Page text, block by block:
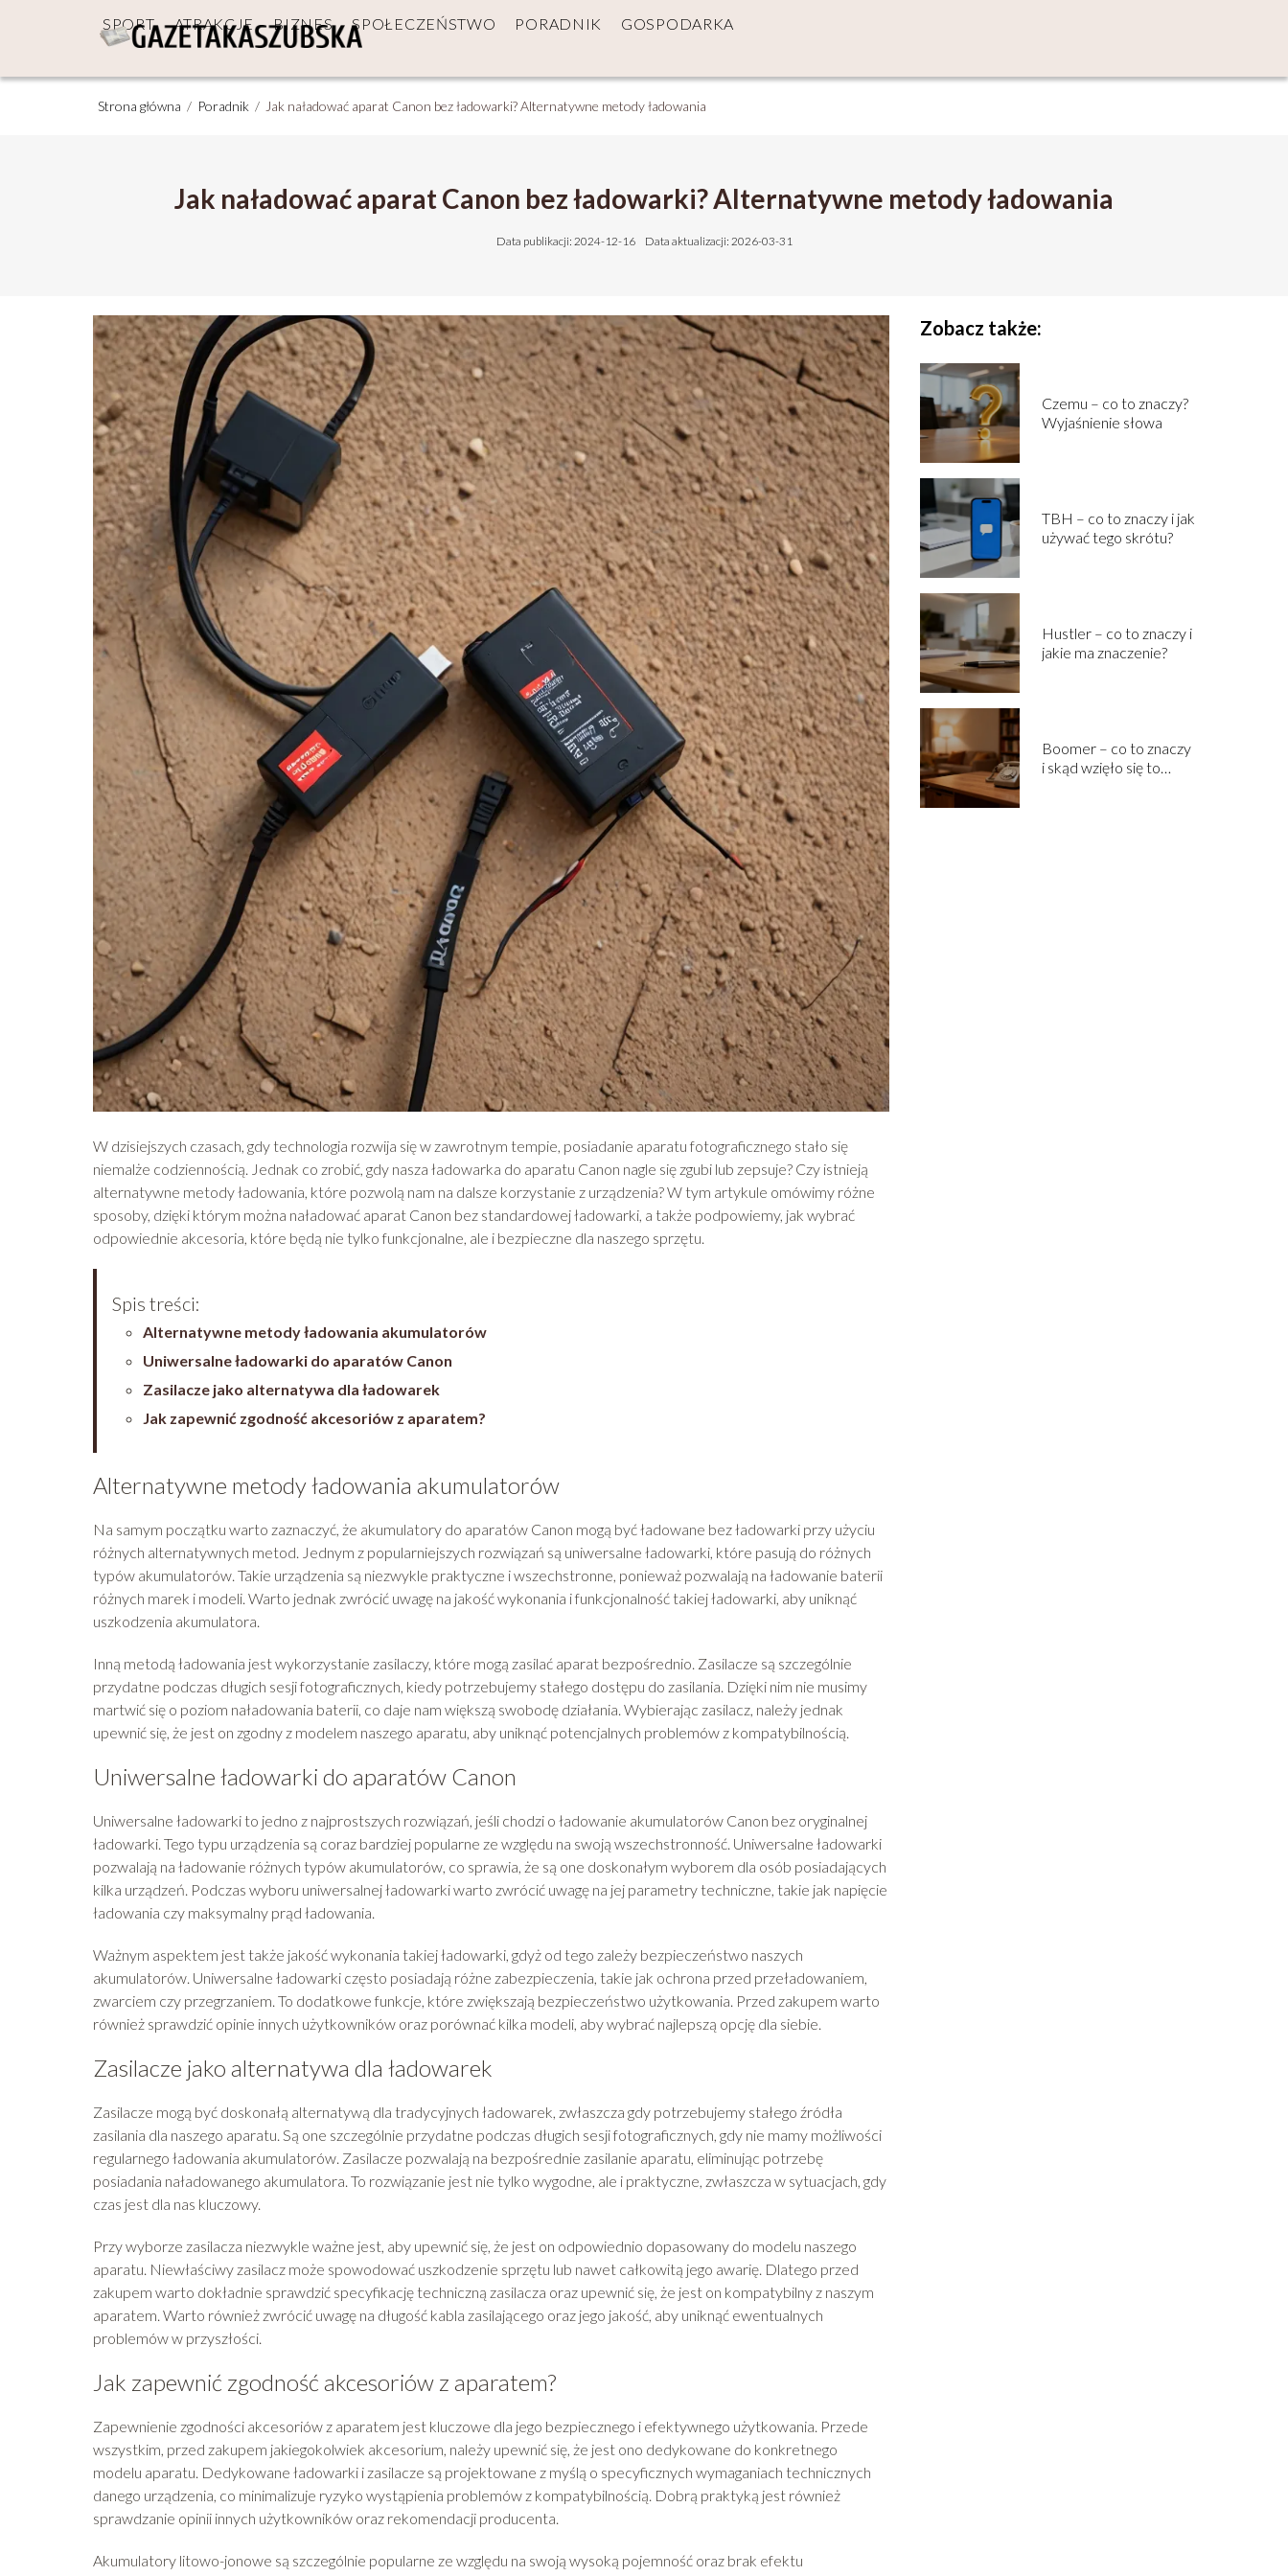
SPORT ATRAKCJE BIZNES SPOŁECZEŃSTWO PORADNIK GOSPODARKA
Strona główna / Poradnik / Jak naładować aparat Canon bez ładowarki? Alternatywne metody ładowania
Jak naładować aparat Canon bez ładowarki? Alternatywne metody ładowania
Data publikacji: 2024-12-16 Data aktualizacji: 2026-03-31
W dzisiejszych czasach, gdy technologia rozwija się w zawrotnym tempie, posiadanie aparatu fotograficznego stało się
niemalże codziennością. Jednak co zrobić, gdy nasza ładowarka do aparatu Canon nagle się zgubi lub zepsuje? Czy istnieją
alternatywne metody ładowania, które pozwolą nam na dalsze korzystanie z urządzenia? W tym artykule omówimy różne
sposoby, dzięki którym można naładować aparat Canon bez standardowej ładowarki, a także podpowiemy, jak wybrać
odpowiednie akcesoria, które będą nie tylko funkcjonalne, ale i bezpieczne dla naszego sprzętu.
Spis treści:
Alternatywne metody ładowania akumulatorów
Uniwersalne ładowarki do aparatów Canon
Zasilacze jako alternatywa dla ładowarek
Jak zapewnić zgodność akcesoriów z aparatem?
Alternatywne metody ładowania akumulatorów
Na samym początku warto zaznaczyć, że akumulatory do aparatów Canon mogą być ładowane bez ładowarki przy użyciu
różnych alternatywnych metod. Jednym z popularniejszych rozwiązań są uniwersalne ładowarki, które pasują do różnych
typów akumulatorów. Takie urządzenia są niezwykle praktyczne i wszechstronne, ponieważ pozwalają na ładowanie baterii
różnych marek i modeli. Warto jednak zwrócić uwagę na jakość wykonania i funkcjonalność takiej ładowarki, aby uniknąć
uszkodzenia akumulatora.
Inną metodą ładowania jest wykorzystanie zasilaczy, które mogą zasilać aparat bezpośrednio. Zasilacze są szczególnie
przydatne podczas długich sesji fotograficznych, kiedy potrzebujemy stałego dostępu do zasilania. Dzięki nim nie musimy
martwić się o poziom naładowania baterii, co daje nam większą swobodę działania. Wybierając zasilacz, należy jednak
upewnić się, że jest on zgodny z modelem naszego aparatu, aby uniknąć potencjalnych problemów z kompatybilnością.
Uniwersalne ładowarki do aparatów Canon
Uniwersalne ładowarki to jedno z najprostszych rozwiązań, jeśli chodzi o ładowanie akumulatorów Canon bez oryginalnej
ładowarki. Tego typu urządzenia są coraz bardziej popularne ze względu na swoją wszechstronność. Uniwersalne ładowarki
pozwalają na ładowanie różnych typów akumulatorów, co sprawia, że są one doskonałym wyborem dla osób posiadających
kilka urządzeń. Podczas wyboru uniwersalnej ładowarki warto zwrócić uwagę na jej parametry techniczne, takie jak napięcie
ładowania czy maksymalny prąd ładowania.
Ważnym aspektem jest także jakość wykonania takiej ładowarki, gdyż od tego zależy bezpieczeństwo naszych
akumulatorów. Uniwersalne ładowarki często posiadają różne zabezpieczenia, takie jak ochrona przed przeładowaniem,
zwarciem czy przegrzaniem. To dodatkowe funkcje, które zwiększają bezpieczeństwo użytkowania. Przed zakupem warto
również sprawdzić opinie innych użytkowników oraz porównać kilka modeli, aby wybrać najlepszą opcję dla siebie.
Zasilacze jako alternatywa dla ładowarek
Zasilacze mogą być doskonałą alternatywą dla tradycyjnych ładowarek, zwłaszcza gdy potrzebujemy stałego źródła
zasilania dla naszego aparatu. Są one szczególnie przydatne podczas długich sesji fotograficznych, gdy nie mamy możliwości
regularnego ładowania akumulatorów. Zasilacze pozwalają na bezpośrednie zasilanie aparatu, eliminując potrzebę
posiadania naładowanego akumulatora. To rozwiązanie jest nie tylko wygodne, ale i praktyczne, zwłaszcza w sytuacjach, gdy
czas jest dla nas kluczowy.
Przy wyborze zasilacza niezwykle ważne jest, aby upewnić się, że jest on odpowiednio dopasowany do modelu naszego
aparatu. Niewłaściwy zasilacz może spowodować uszkodzenie sprzętu lub nawet całkowitą jego awarię. Dlatego przed
zakupem warto dokładnie sprawdzić specyfikację techniczną zasilacza oraz upewnić się, że jest on kompatybilny z naszym
aparatem. Warto również zwrócić uwagę na długość kabla zasilającego oraz jego jakość, aby uniknąć ewentualnych
problemów w przyszłości.
Jak zapewnić zgodność akcesoriów z aparatem?
Zapewnienie zgodności akcesoriów z aparatem jest kluczowe dla jego bezpiecznego i efektywnego użytkowania. Przede
wszystkim, przed zakupem jakiegokolwiek akcesorium, należy upewnić się, że jest ono dedykowane do konkretnego
modelu aparatu. Dedykowane ładowarki i zasilacze są projektowane z myślą o specyficznych wymaganiach technicznych
danego urządzenia, co minimalizuje ryzyko wystąpienia problemów z kompatybilnością. Dobrą praktyką jest również
sprawdzanie opinii innych użytkowników oraz rekomendacji producenta.
Akumulatory litowo-jonowe są szczególnie popularne ze względu na swoją wysoką pojemność oraz brak efektu
Zobacz także:
Czemu – co to znaczy?
Wyjaśnienie słowa
TBH – co to znaczy i jak
używać tego skrótu?
Hustler – co to znaczy i
jakie ma znaczenie?
Boomer – co to znaczy
i skąd wzięło się to